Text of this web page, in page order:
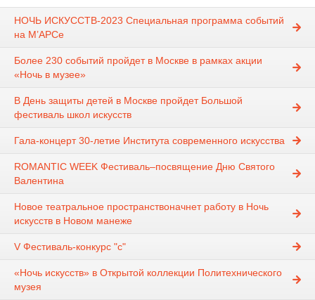
НОЧЬ ИСКУССТВ-2023 Специальная программа событий
на М’АРСе
Более 230 событий пройдет в Москве в рамках акции
«Ночь в музее»
В День защиты детей в Москве пройдет Большой
фестиваль школ искусств
Гала-концерт 30-летие Института современного искусства
ROMANTIC WEEK Фестиваль–посвящение Дню Святого
Валентина
Новое театральное пространствоначнет работу в Ночь
искусств в Новом манеже
V Фестиваль-конкурс "c"
«Ночь искусств» в Открытой коллекции Политехнического
музея